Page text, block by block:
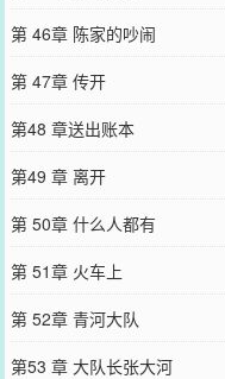
第 46章 陈家的吵闹
第 47章 传开
第48 章送出账本
第49 章 离开
第 50章 什么人都有
第 51章 火车上
第 52章 青河大队
第53 章 大队长张大河